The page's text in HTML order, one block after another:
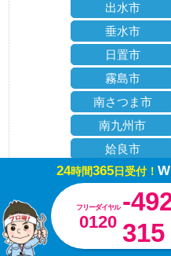
出水市
垂水市
日置市
霧島市
南さつま市
南九州市
姶良市
出水郡
曽於郡
その他の地域の
24時間365日受付！
フリーダイヤル
0120
-
315